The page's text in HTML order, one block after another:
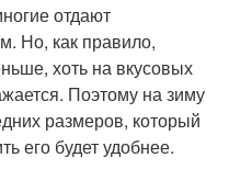
отдают
Но, как правило,
хоть на вкусовых
Поэтому на зиму
размеров, который
его будет удобнее.